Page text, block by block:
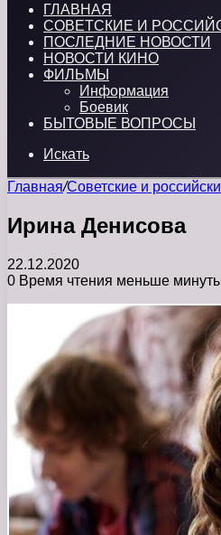
ГЛАВНАЯ
СОВЕТСКИЕ И
ПОСЛЕДНИЕ НОВОСТИ
НОВОСТИ КИНО
ФИЛЬМЫ
Информация
Боевик
БЫТОВЫЕ ВОПРОСЫ
Искать
Главная/Советские и
Ирина Денисова
22.12.2020
0 Время чтения меньше